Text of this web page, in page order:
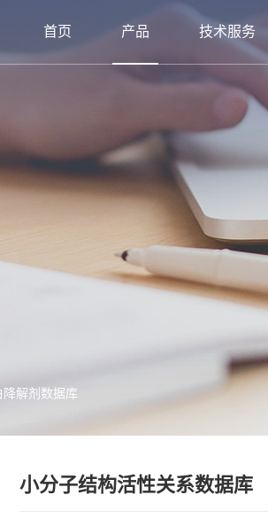
首页 产品 技术服务
解剂数据库
小分子结构活性关系数据库